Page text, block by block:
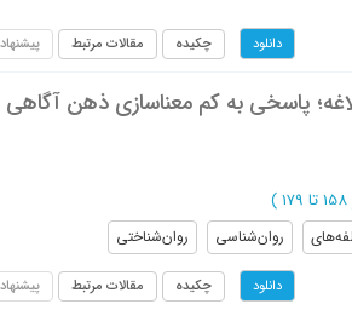
دانلود چکیده مقالات مرتبط
پاسخی به کم معناسازی ذهن آگاهی
)
روان‌شناسی روان‌شناختی
دانلود چکیده مقالات مرتبط